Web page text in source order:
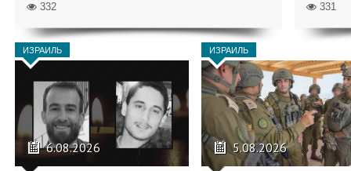
332 331
ИЗРАИЛЬ
6.08.2026
ИЗРАИЛЬ
5.08.2026